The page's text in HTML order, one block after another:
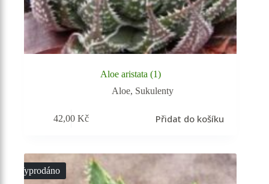
Aloe aristata (1)
Aloe, Sukulenty
42,00Kč Přidat do košíku
Vyprodáno